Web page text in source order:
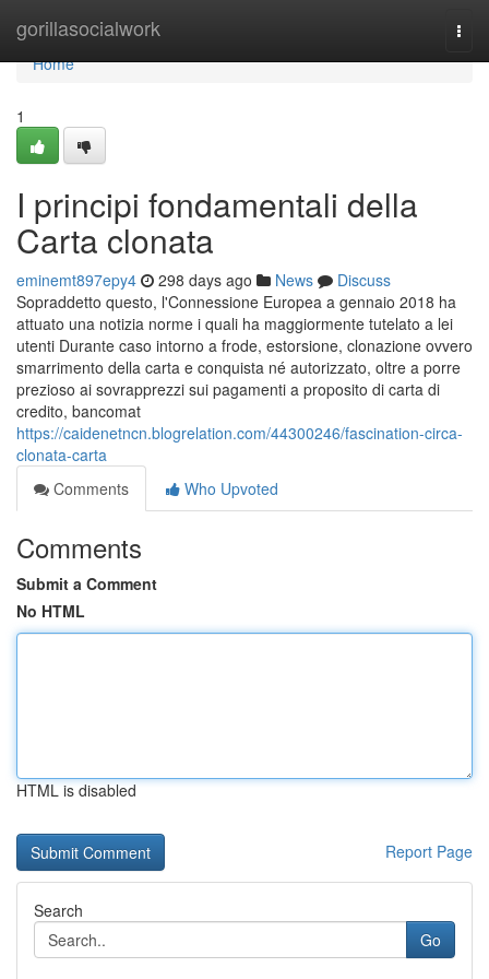
gorillasocialwork
Home
Home
1
I principi fondamentali della
Carta clonata
eminemt897epy4 298 days ago News
Discuss
Sopraddetto questo, l'Connessione Europea a gennaio 2018 ha
attuato una notizia norme i quali ha maggiormente tutelato a lei
utenti Durante caso intorno a frode, estorsione, clonazione ovvero
smarrimento della carta e conquista né autorizzato, oltre a porre
prezioso ai sovrapprezzi sui pagamenti a proposito di carta di
credito, bancomat
https://caidenetncn.blogrelation.com/44300246/fascination-circa-
clonata-carta
Comments
Who Upvoted
Comments
Submit a Comment
No HTML
HTML is disabled
Report Page
Search
Go